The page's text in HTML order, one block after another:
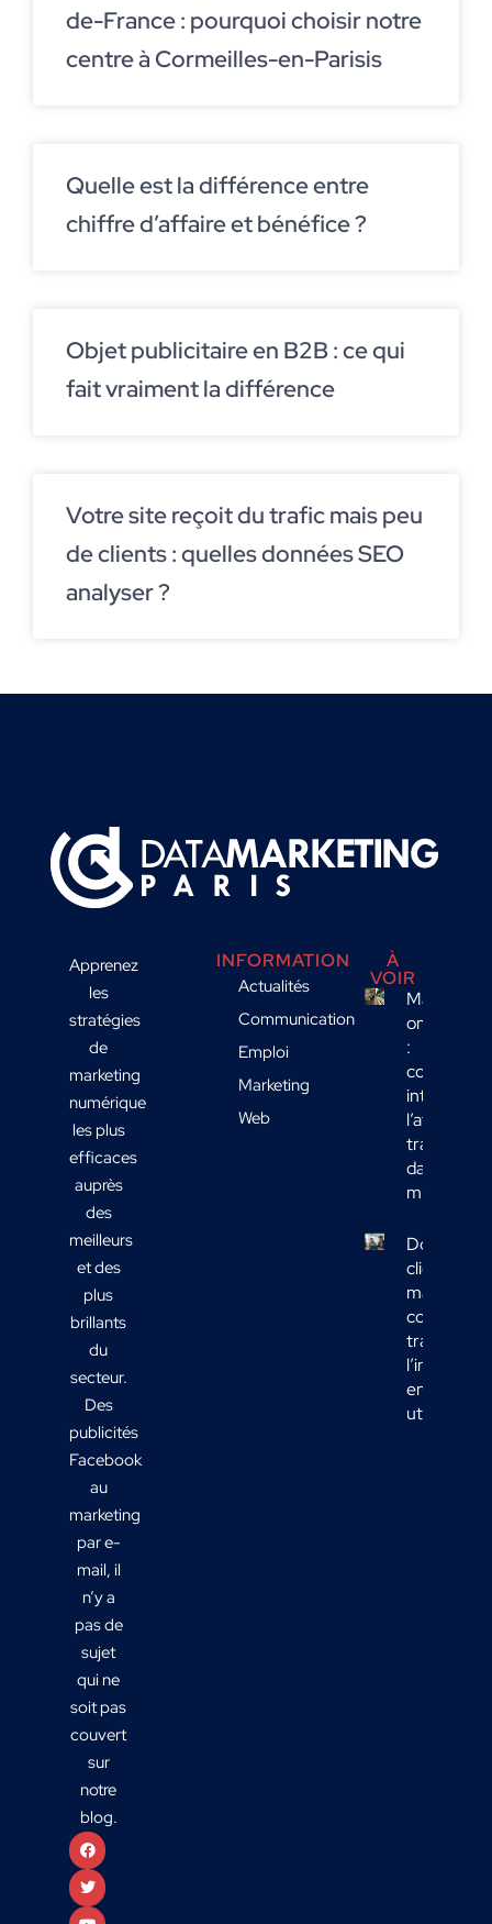
de-France : pourquoi choisir notre
centre à Cormeilles-en-Parisis
Quelle est la différence entre
chiffre d’affaire et bénéfice ?
Objet publicitaire en B2B : ce qui
fait vraiment la différence
Votre site reçoit du trafic mais peu
de clients : quelles données SEO
analyser ?
Apprenez
les
stratégies
de
marketing
numérique
les plus
efficaces
auprès
des
meilleurs
et des
plus
brillants
du
secteur.
Des
publicités
Facebook
au
marketing
par e-
mail, il
n’y a
pas de
sujet
qui ne
soit pas
couvert
sur
notre
blog.
INFORMATION
Actualités
Communication
Emploi
Marketing
Web
À
VOIR
Marketing
omnicanal
:
comment
intégrer
l’affichage
transport
dans votre
mix média
Données
clients
marketing :
comment
en actions
utiles ?